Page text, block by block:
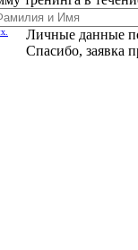
Личные данные
Спасибо, заявка